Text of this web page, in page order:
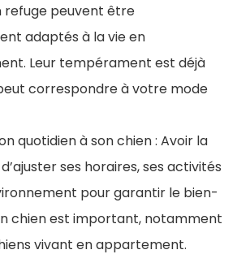
refuge peuvent être
adaptés à la vie en
Leur tempérament est déjà
correspondre à votre mode
quotidien à son chien : Avoir la
ses horaires, ses activités
pour garantir le bien-
chien est important, notamment
vivant en appartement.